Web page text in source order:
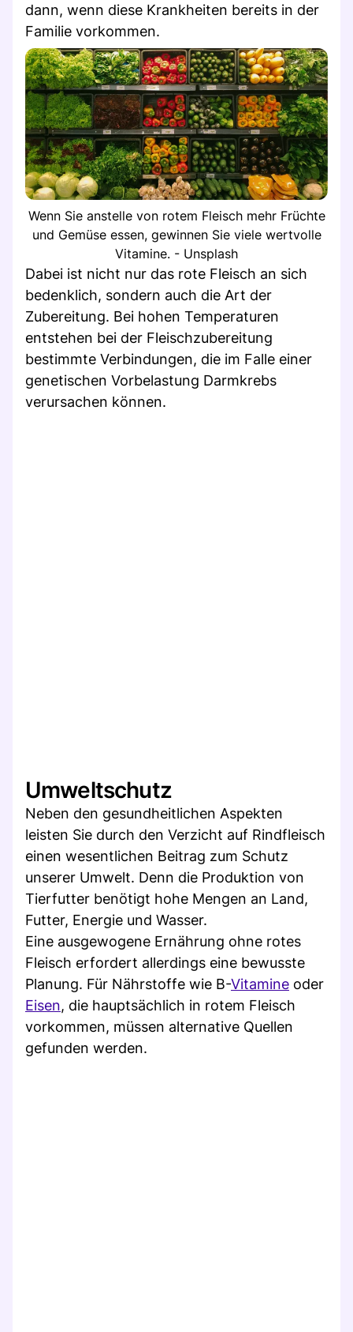
dann, wenn diese Krankheiten bereits in der
Familie vorkommen.
Wenn Sie anstelle von rotem Fleisch mehr Früchte
und Gemüse essen, gewinnen Sie viele wertvolle
Vitamine. - Unsplash
Dabei ist nicht nur das rote Fleisch an sich
bedenklich, sondern auch die Art der
Zubereitung. Bei hohen Temperaturen
entstehen bei der Fleischzubereitung
bestimmte Verbindungen, die im Falle einer
genetischen Vorbelastung Darmkrebs
verursachen können.
Umweltschutz
Neben den gesundheitlichen Aspekten
leisten Sie durch den Verzicht auf Rindfleisch
einen wesentlichen Beitrag zum Schutz
unserer Umwelt. Denn die Produktion von
Tierfutter benötigt hohe Mengen an Land,
Futter, Energie und Wasser.
Eine ausgewogene Ernährung ohne rotes
Fleisch erfordert allerdings eine bewusste
Planung. Für Nährstoffe wie B-Vitamine oder
Eisen, die hauptsächlich in rotem Fleisch
vorkommen, müssen alternative Quellen
gefunden werden.